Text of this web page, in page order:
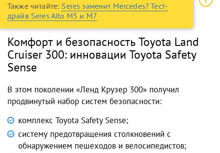
Также читайте: Seres заменит Mercedes? Тест-
драйв Seres Aito M5 и M7
Комфорт и безопасность Toyota Land
Cruiser 300: инновации Toyota Safety
Sense
В этом поколении «Ленд Крузер 300» получил
продвинутый набор систем безопасности:
комплекс Toyota Safety Sense;
систему предотвращения столкновений с
обнаружением пешеходов и велосипедистов;